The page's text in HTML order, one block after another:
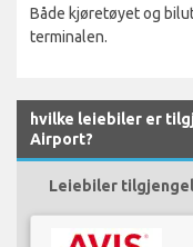
Både kjøretøyet og
terminalen.
hvilke leiebiler er
Airport?
Leiebiler